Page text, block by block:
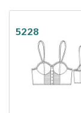
5228